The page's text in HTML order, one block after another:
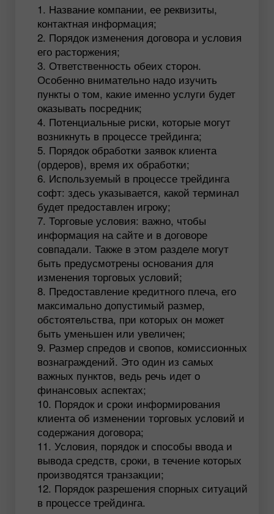
Название компании, ее реквизиты,
контактная информация;
Порядок изменения договора и условия
его расторжения;
Ответственность обеих сторон.
Особенно внимательно надо изучить
пункты о том, какие именно услуги будет
оказывать посредник;
Потенциальные риски, которые могут
возникнуть в процессе трейдинга;
Порядок обработки заявок клиента
(ордеров), время их обработки;
Используемый в процессе трейдинга
софт: здесь указывается, какой терминал
будет предоставлен игроку;
Торговые условия: важно, чтобы
информация на сайте и в договоре
совпадали. Также в этом разделе могут
быть предусмотрены основания для
изменения торговых условий;
Предоставление кредитного плеча, его
максимально допустимый размер,
обстоятельства, при которых он может
быть уменьшен или увеличен;
Размер спредов и свопов, комиссионных
вознаграждений. Это один из самых
важных пунктов, ведь речь идет о
финансовых аспектах;
Порядок и сроки информирования
клиента об изменении торговых условий и
содержания договора;
Условия, порядок и способы ввода и
вывода средств, сроки, в течение которых
производятся транзакции;
Порядок разрешения спорных ситуаций
в процессе трейдинга.